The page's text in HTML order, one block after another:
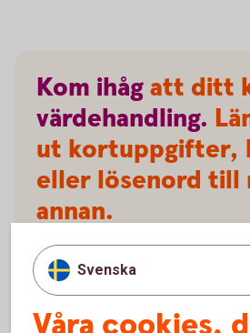
Kom ihågatt ditt
värdehandling.
ut kortuppgifter,
eller lösenord till
annan.
Svenska